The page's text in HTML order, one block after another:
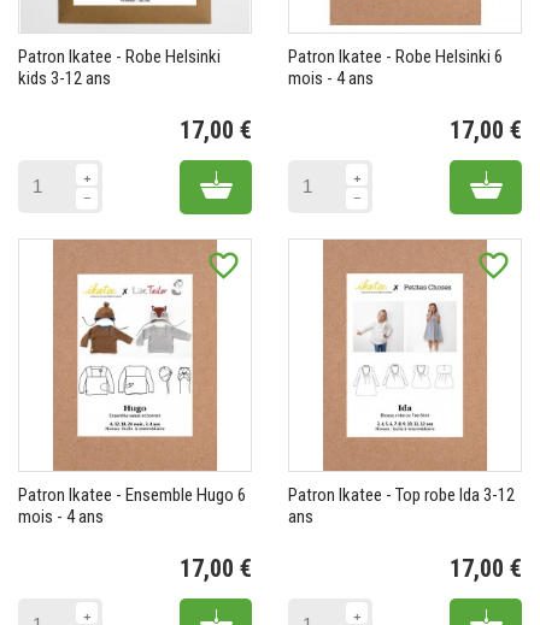
(1 avis)
Patron Ikatee - Robe Helsinki
kids 3-12 ans
17,00 €
Add to cart
Patron Ikatee - Robe Helsinki 6
mois - 4 ans
17,00 €
Add
favorite_border
Patron Ikatee - Ensemble Hugo 6
mois - 4 ans
17,00 €
Add to cart
favorite_border
Patron Ikatee - Top robe Ida 3-12
ans
17,00 €
Add